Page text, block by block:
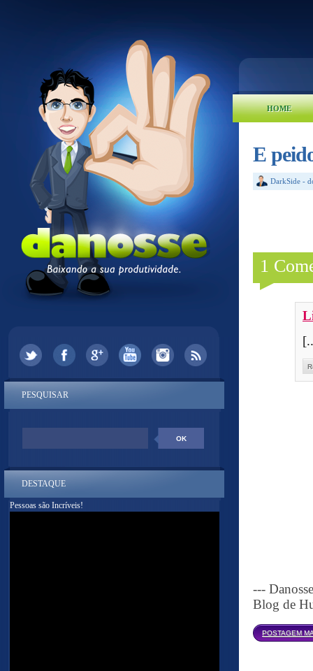
HOME
E
DarkSide -
1
---
Blog de
POSTAGEM
PESQUISAR
DESTAQUE
Pessoas são Incríveis!